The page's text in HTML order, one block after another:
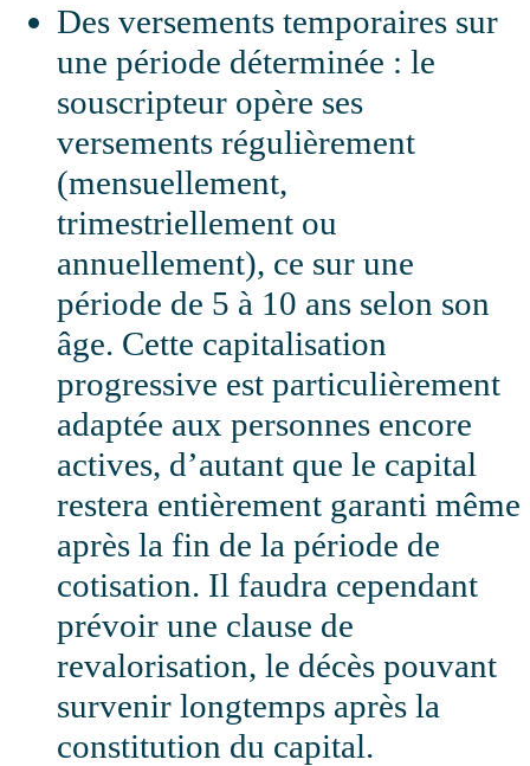
Des versements temporaires sur
une période déterminée : le
souscripteur opère ses
versements régulièrement
(mensuellement,
trimestriellement ou
annuellement), ce sur une
période de 5 à 10 ans selon son
âge. Cette capitalisation
progressive est particulièrement
adaptée aux personnes encore
actives, d’autant que le capital
restera entièrement garanti même
après la fin de la période de
cotisation. Il faudra cependant
prévoir une clause de
revalorisation, le décès pouvant
survenir longtemps après la
constitution du capital.